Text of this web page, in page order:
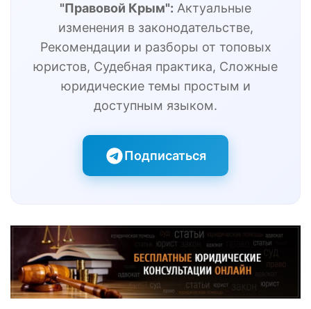
"Правовой Крым": Актуальные
изменения в законодательстве,
Рекомендации и разборы от топовых
юристов, Судебная практика, Сложные
юридические темы простым и
доступным языком.
Подписаться